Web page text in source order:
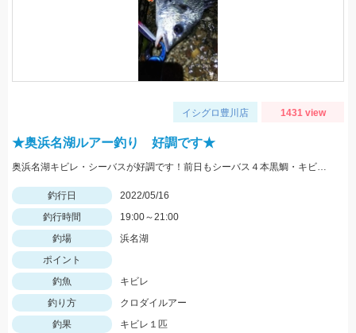
イシグロ豊川店 1431 view
★奥浜名湖ルアー釣り 好調です★
奥浜名湖キビレ・シーバスが好調です！前日もシーバス４本黒鯛・キビレ２本と釣果がありました！
釣行日
2022/05/16
釣行時間
19:00～21:00
釣場
浜名湖
ポイント
釣魚
キビレ
釣り方
クロダイルアー
釣果
キビレ１匹